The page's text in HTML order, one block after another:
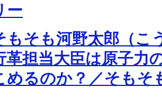
ー
もそも河野太郎（こ
革担当大臣は原子力
めるのか？／そもそ